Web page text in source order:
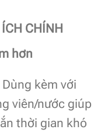
CHÍNH
hơn
kèm với
viên/nước giúp
thời gian khó